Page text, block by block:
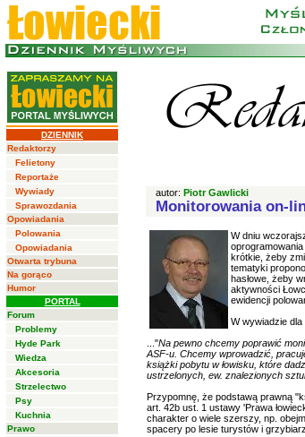
DZIENNIK
Redaktorzy
Felietony
Reportaże
Wywiady
Sprawozdania
Opowiadania
Polowania
Opowiadania
Otwarta trybuna
Na gorąco
Humor
PORTAL
Forum
Problemy
Hyde Park
Wiedza
Akcesoria
Strzelectwo
Psy
Kuchnia
Prawo
autor: Piotr Gawlicki
Monitorowania on-
W dniu
oprogramowania
krótkie, żeby
tematyki
hasłowe, żeby
aktywności
ewidencji
W wywiadzie dla
..."Na pewno chcemy poprawić
ASF-u. Chcemy wprowadzić,
książki pobytu w łowisku, które
ustrzelonych, ew. znalezionych
Przypomnę, że podstawą prawną
art. 42b ust. 1 ustawy 'Prawa
charakter o wiele szerszy, np.
spacery po lesie turystów i